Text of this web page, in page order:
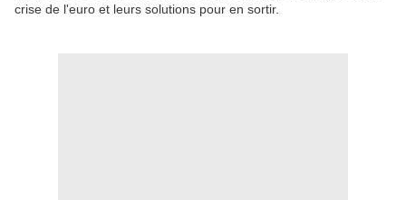
crise de l'euro et leurs solutions pour en sortir.